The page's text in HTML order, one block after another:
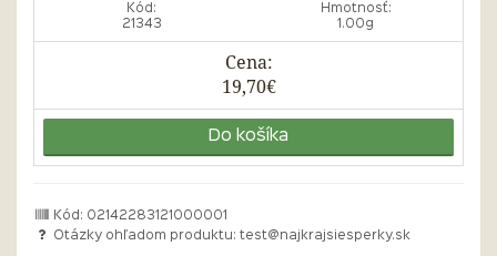
Kód:
21343
Hmotnosť:
1.00g
Cena:
19,70€
Do košíka
Kód: 02142283121000001
Otázky ohľadom produktu:test@najkrajsiesperky.sk